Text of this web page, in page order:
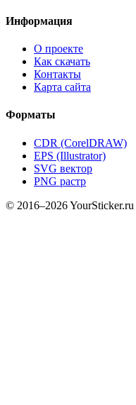
Информация
О проекте
Как скачать
Контакты
Карта сайта
Форматы
CDR (CorelDRAW)
EPS (Illustrator)
SVG вектор
PNG растр
© 2016–2026 YourSticker.ru